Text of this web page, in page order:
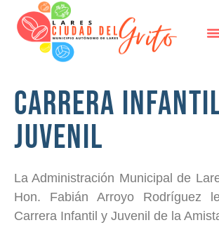
Carrera
Juvenil
La Administración Municipal de
Hon. Fabián Arroyo Rodríguez
Carrera Infantil y Juvenil de la